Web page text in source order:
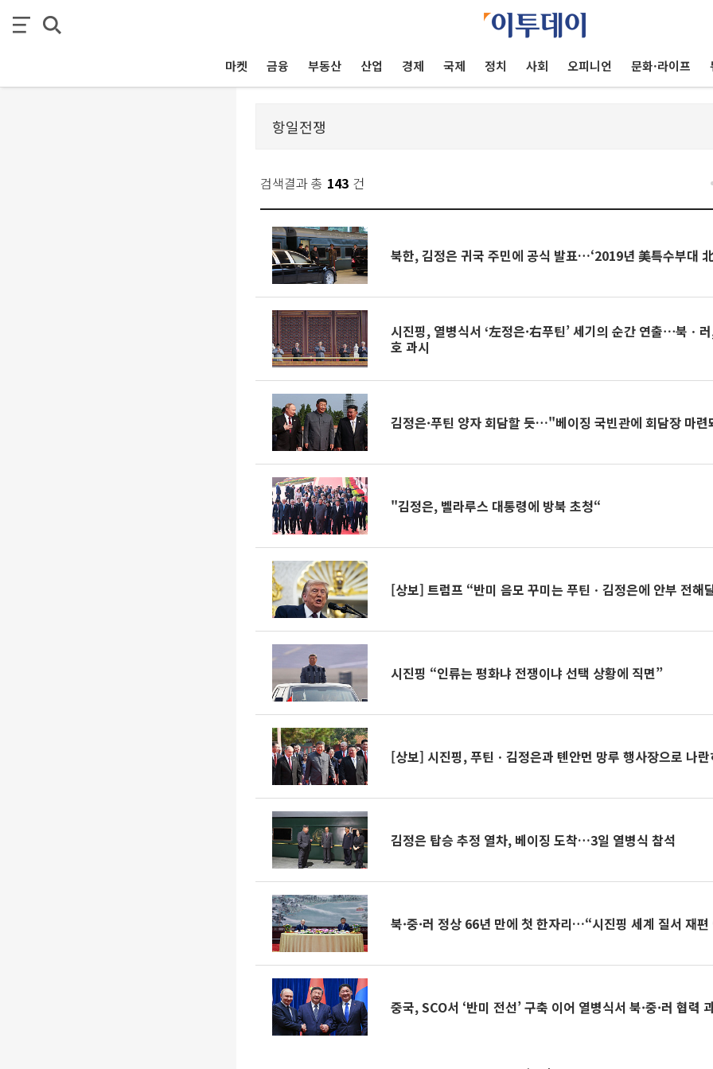
마켓 금융 부동산 산업 경제 국제 정치 사회 오피니언 문화·라이프
검색결과 총 143 건
북한, 김정은 귀국 주민에 공식 발표…‘2019년 美특수부대
시진핑, 열병식서 ‘左정은·右푸틴’ 세기의 순간 연출⋯북ㆍ
호 과시
김정은·푸틴 양자 회담할 듯…"베이징 국빈관에 회담장 마련
"김정은, 벨라루스 대통령에 방북 초청“
[상보] 트럼프 “반미 음모 꾸미는 푸틴ㆍ김정은에 안부 전해
시진핑 “인류는 평화냐 전쟁이냐 선택 상황에 직면”
[상보] 시진핑, 푸틴ㆍ김정은과 톈안먼 망루 행사장으로 나
김정은 탑승 추정 열차, 베이징 도착…3일 열병식 참석
북·중·러 정상 66년 만에 첫 한자리…“시진핑 세계 질서 재
중국, SCO서 ‘반미 전선’ 구축 이어 열병식서 북·중·러 협력